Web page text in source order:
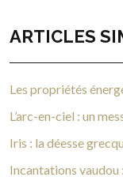
ARTICLES
Les propriétés
L’arc-en-ciel : un
Iris : la déesse
Incantations